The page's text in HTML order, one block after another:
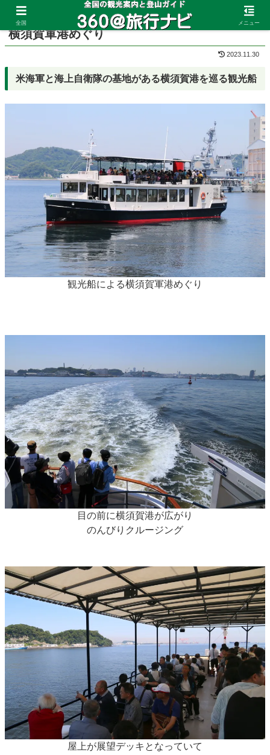
ホーム 神奈川県 横須賀
横須賀軍港めぐり
2023.11.30
米海軍と海上自衛隊の基地がある横須賀港を巡る観光船
観光船による横須賀軍港めぐり
目の前に横須賀港が広がり
のんびりクルージング
屋上が展望デッキとなっていて
全国 メニュー